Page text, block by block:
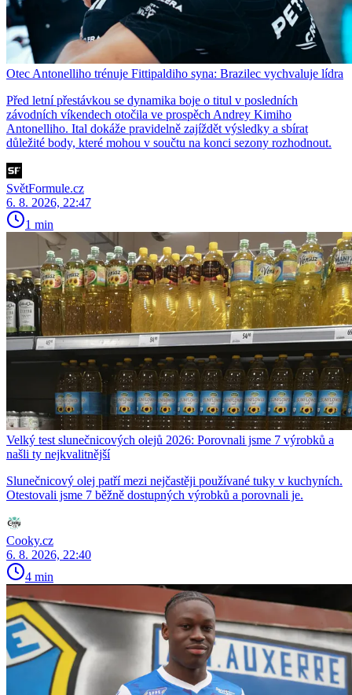
Otec Antonelliho trénuje Fittipaldiho syna: Brazilec vychvaluje lídra
Před letní přestávkou se dynamika boje o titul v posledních
závodních víkendech otočila ve prospěch Andrey Kimiho
Antonelliho. Ital dokáže pravidelně zajíždět výsledky a sbírat
důležité body, které mohou v součtu na konci sezony rozhodnout.
SvětFormule.cz
6. 8. 2026, 22:47
1 min
Velký test slunečnicových olejů 2026: Porovnali jsme 7 výrobků a
našli ty nejkvalitnější
Slunečnicový olej patří mezi nejčastěji používané tuky v kuchyních.
Otestovali jsme 7 běžně dostupných výrobků a porovnali je.
Cooky.cz
6. 8. 2026, 22:40
4 min